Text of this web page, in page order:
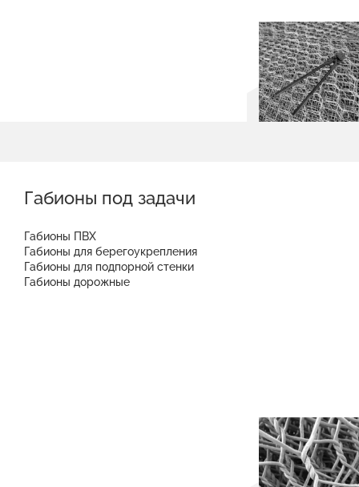
Габионы под задачи
Габионы ПВХ
Габионы для берегоукрепления
Габионы для подпорной стенки
Габионы дорожные